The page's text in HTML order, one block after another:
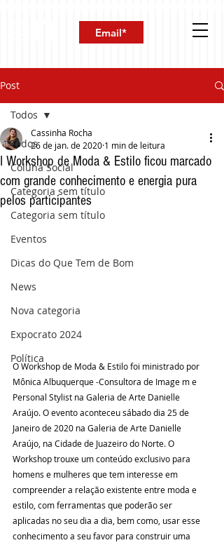
Post
Todos
Coluna Social
Categoria sem título
Categoria sem título
Eventos
Dicas do Que Tem de Bom
News
Nova categoria
Expocrato 2024
Política
Todos
I Workshop de Moda & Estilo ficou marcado
com grande conhecimento e energia pura
pelos participantes
Cassinha Rocha
26 de jan. de 2020 1 min de leitura
O Workshop de Moda & Estilo foi ministrado por
Mônica Albuquerque -Consultora de Image m e
Personal Stylist na Galeria de Arte Danielle
Araújo. O evento aconteceu sábado dia 25 de
Janeiro de 2020 na Galeria de Arte Danielle
Araújo, na Cidade de Juazeiro do Norte. O
Workshop trouxe um conteúdo exclusivo para
homens e mulheres que tem interesse em
compreender a relação existente entre moda e
estilo, com ferramentas que poderão ser
aplicadas no seu dia a dia, bem como, usar esse
conhecimento a seu favor para construir uma